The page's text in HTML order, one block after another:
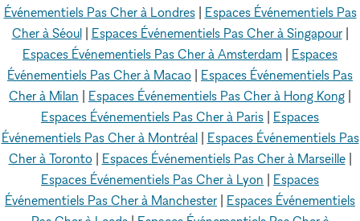
Événementiels Pas Cher à Londres| Espaces Événementiels Pas
Cher à Séoul| Espaces Événementiels Pas Cher à Singapour|
Espaces Événementiels Pas Cher à Amsterdam | Espaces
Événementiels Pas Cher à Macao | Espaces Événementiels Pas
Cher à Milan | Espaces Événementiels Pas Cher à Hong Kong |
Espaces Événementiels Pas Cher à Paris | Espaces
Événementiels Pas Cher à Montréal| Espaces Événementiels Pas
Cher à Toronto| Espaces Événementiels Pas Cher à Marseille|
Espaces Événementiels Pas Cher à Lyon | Espaces
Événementiels Pas Cher à Manchester | Espaces Événementiels